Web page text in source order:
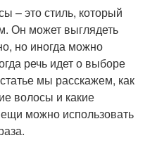
– это стиль, который
Он может выглядеть
но иногда можно
речь идет о выборе
мы расскажем, как
волосы и какие
можно использовать